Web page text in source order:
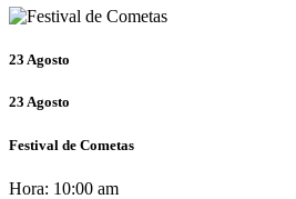
23 Agosto
23 Agosto
Festival de Cometas
Hora: 10:00 am